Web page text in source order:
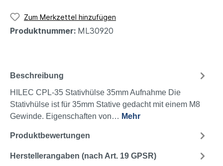
Zum Merkzettel hinzufügen
Produktnummer: ML30920
Beschreibung
HILEC CPL-35 Stativhülse 35mm Aufnahme Die
Stativhülse ist für 35mm Stative gedacht mit einem M8
Gewinde. Eigenschaften von… Mehr
Produktbewertungen
Herstellerangaben (nach Art. 19 GPSR)